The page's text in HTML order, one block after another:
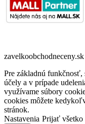
Pre základnú
účely a v prípade
využívame súbory
cookies môžete
stránok.
Nastavenia Prijať všetko